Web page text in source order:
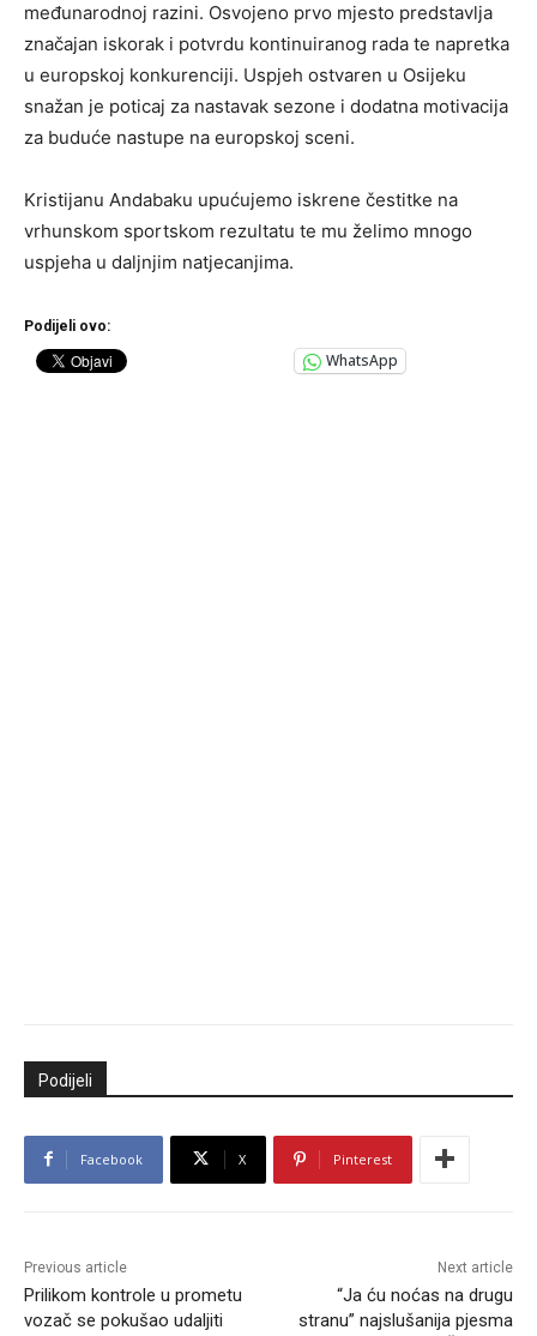
međunarodnoj razini. Osvojeno prvo mjesto predstavlja
značajan iskorak i potvrdu kontinuiranog rada te napretka
u europskoj konkurenciji. Uspjeh ostvaren u Osijeku
snažan je poticaj za nastavak sezone i dodatna motivacija
za buduće nastupe na europskoj sceni.
Kristijanu Andabaku upućujemo iskrene čestitke na
vrhunskom sportskom rezultatu te mu želimo mnogo
uspjeha u daljnjim natjecanjima.
Podijeli ovo:
WhatsApp
Podijeli
Facebook X Pinterest
Previous article
Prilikom kontrole u prometu
vozač se pokušao udaljiti
Next article
“Ja ću noćas na drugu
stranu” najslušanija pjesma